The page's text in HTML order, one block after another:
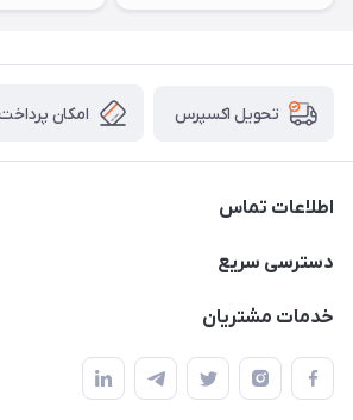
تحویل اکسپرس امکان
اطلاعات تماس
09332394024-09120346631
دسترسی سریع
حساب کاربری
لیست محصولات
خدمات مشتریان
قوانین و مقررات
حریم خصوصی